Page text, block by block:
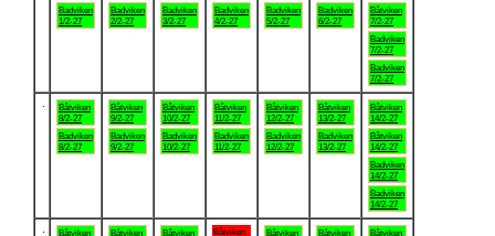
Badviken
1/2-27
Badviken
2/2-27
Badviken
3/2-27
Badviken
4/2-27
Badviken
5/2-27
Badviken
6/2-27
Båtviken
7/2-27
Badviken
7/2-27
Badviken
7/2-27
Båtviken
8/2-27
Badviken
8/2-27
Båtviken
9/2-27
Badviken
9/2-27
Båtviken
10/2-27
Badviken
10/2-27
Båtviken
11/2-27
Badviken
11/2-27
Båtviken
12/2-27
Badviken
12/2-27
Båtviken
13/2-27
Badviken
13/2-27
Båtviken
14/2-27
Båtviken
14/2-27
Badviken
14/2-27
Badviken
14/2-27
Båtviken
Båtviken
Båtviken
Båtviken
Båtviken
Båtviken
Båtviken